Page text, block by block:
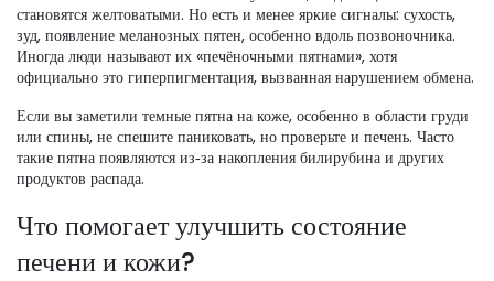
становятся желтоватыми. Но есть и менее яркие сигналы: сухость,
зуд, появление меланозных пятен, особенно вдоль позвоночника.
Иногда люди называют их «печёночными пятнами», хотя
официально это гиперпигментация, вызванная нарушением обмена.
Если вы заметили темные пятна на коже, особенно в области груди
или спины, не спешите паниковать, но проверьте и печень. Часто
такие пятна появляются из‑за накопления билирубина и других
продуктов распада.
Что помогает улучшить состояние
печени и кожи?